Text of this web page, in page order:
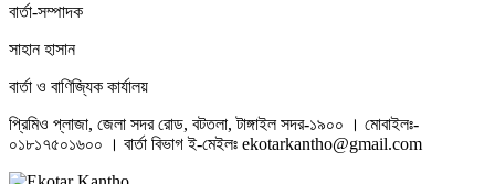
বার্তা-সম্পাদক
সাহান হাসান
বার্তা ও বাণিজ্যিক কার্যালয়
প্রিমিও প্লাজা, জেলা সদর রোড, বটতলা, টাঙ্গাইল সদর-১৯০০ । মোবাইলঃ-
০১৮১৭৫০১৬০০ । বার্তা বিভাগ ই-মেইলঃ ekotarkantho@gmail.com